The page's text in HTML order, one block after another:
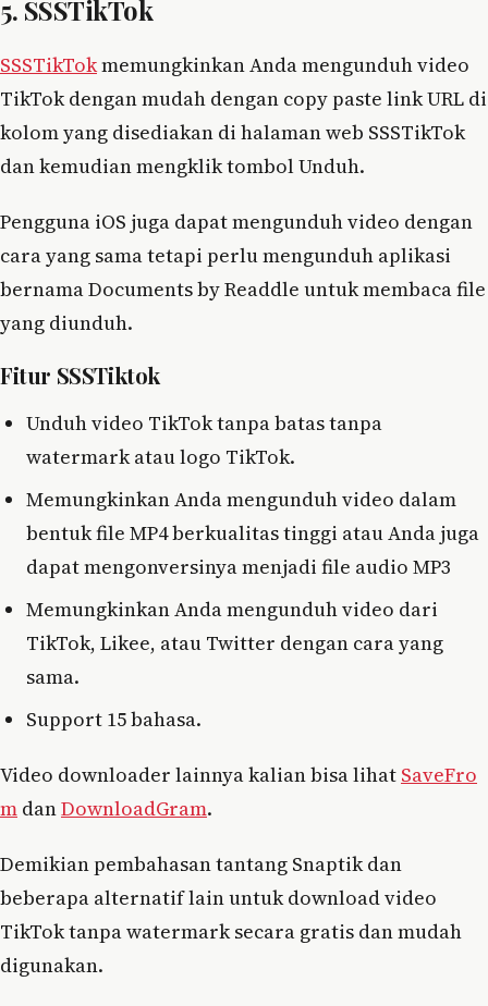
5. SSSTikTok
SSSTikTokmemungkinkan Anda mengunduh video
TikTok dengan mudah dengan copy paste link URL di
kolom yang disediakan di halaman web SSSTikTok
dan kemudian mengklik tombol Unduh.
Pengguna iOS juga dapat mengunduh video dengan
cara yang sama tetapi perlu mengunduh aplikasi
bernama Documents by Readdle untuk membaca file
yang diunduh.
Fitur SSSTiktok
Unduh video TikTok tanpa batas tanpa
watermark atau logo TikTok.
Memungkinkan Anda mengunduh video dalam
bentuk file MP4 berkualitas tinggi atau Anda juga
dapat mengonversinya menjadi file audio MP3
Memungkinkan Anda mengunduh video dari
TikTok, Likee, atau Twitter dengan cara yang
sama.
Support 15 bahasa.
Video downloader lainnya kalian bisa lihat SaveFro
m danDownloadGram.
Demikian pembahasan tantang Snaptik dan
beberapa alternatif lain untuk download video
TikTok tanpa watermark secara gratis dan mudah
digunakan.